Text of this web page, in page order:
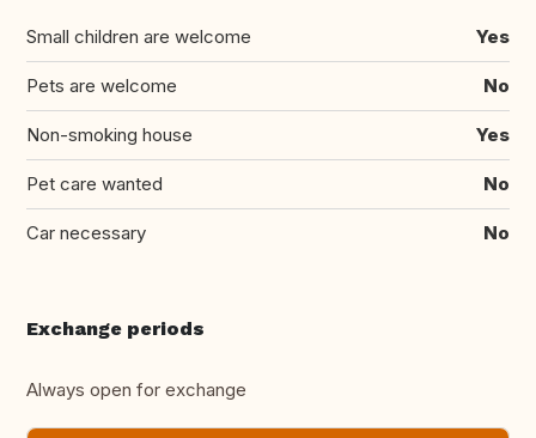
Small children are welcome Yes
Pets are welcome No
Non-smoking house Yes
Pet care wanted No
Car necessary No
Exchange periods
Always open for exchange